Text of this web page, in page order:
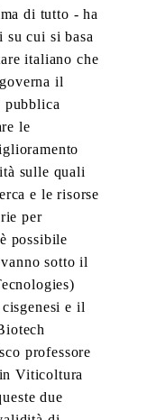
di tutto - ha
cui si basa
italiano che
il
pubblica
le
sulle quali
e le risorse
per
possibile
sotto il
e il
professore
Viticoltura
due